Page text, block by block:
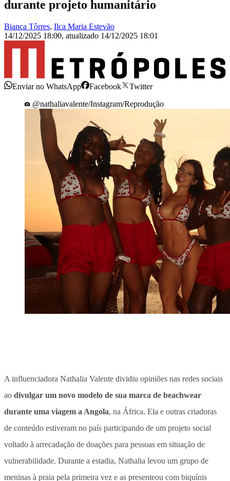
durante projeto humanitário
Bianca Tôrres, Ilca Maria Estevão
14/12/2025 18:00, atualizado 14/12/2025 18:01
Enviar no WhatsApp Facebook
Twitter
@nathaliavalente/Instagram/Reprodução
A influenciadora Nathalia Valente dividiu opiniões nas redes sociais
ao divulgar um novo modelo de sua marca de beachwear
durante uma viagem a Angola, na África. Ela e outras criadoras
de conteúdo estiveram no país participando de um projeto social
voltado à arrecadação de doações para pessoas em situação de
vulnerabilidade. Durante a estadia, Nathalia levou um grupo de
meninas à praia pela primeira vez e as presenteou com biquínis